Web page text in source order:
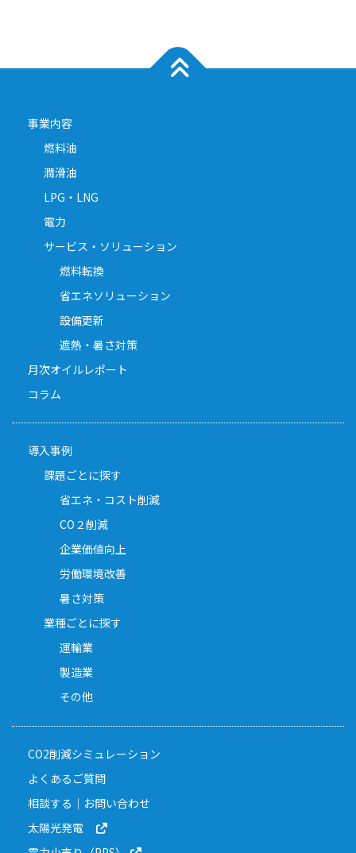
事業内容
燃料油
潤滑油
LPG・LNG
電力
サービス・ソリューション
燃料転換
省エネソリューション
設備更新
遮熱・暑さ対策
月次オイルレポート
コラム
導入事例
課題ごとに探す
省エネ・コスト削減
CO２削減
企業価値向上
労働環境改善
暑さ対策
業種ごとに探す
運輸業
製造業
その他
CO2削減シミュレーション
よくあるご質問
相談する｜お問い合わせ
太陽光発電